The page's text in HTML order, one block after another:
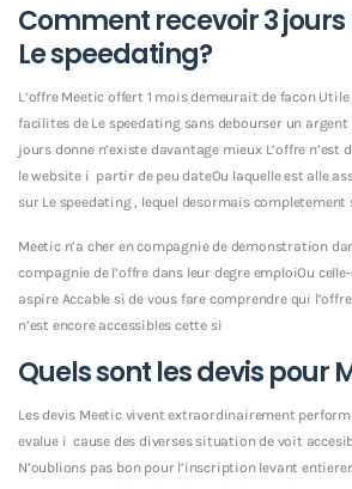
Comment recevoir 3
Le speedating?
L’offre Meetic offert 1 mois demeurait de facon
facilites de Le speedating sans debourser un argent
jours donne n’existe davantage mieux L’offre
le website i partir de peu dateOu laquelle est alle
sur Le speedating , lequel desormais
Meetic n’a cher en compagnie de demonstration
compagnie de l’offre dans leur degre emploiOu
aspire Accable si de vous fare comprendre qui
n’est encore accessibles cette si
Quels sont les devis pour
Les devis Meetic vivent extraordinairement
evalue i cause des diverses situation de voit
N’oublions pas bon pour l’inscription levant